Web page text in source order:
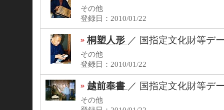
その他
登録日：2010/01/22
桐塑人形 ／ 国指定文化財等デ
その他
登録日：2010/01/22
越前奉書 ／ 国指定文化財等デ
その他